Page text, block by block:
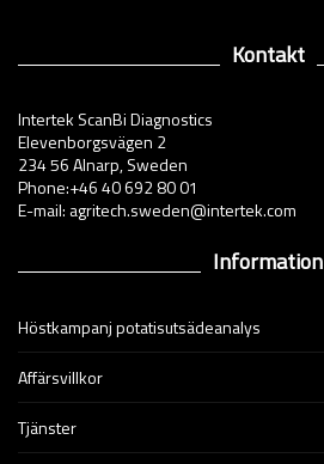
Kontakt
Intertek ScanBi Diagnostics
Elevenborgsvägen 2
234 56 Alnarp, Sweden
Phone:+46 40 692 80 01
E-mail: agritech.sweden@intertek.com
Information
Höstkampanj potatisutsädeanalys
Affärsvillkor
Tjänster